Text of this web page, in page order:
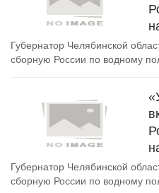
Губернатор Челябинской
сборную России по водному
Губернатор Челябинской
сборную России по водному